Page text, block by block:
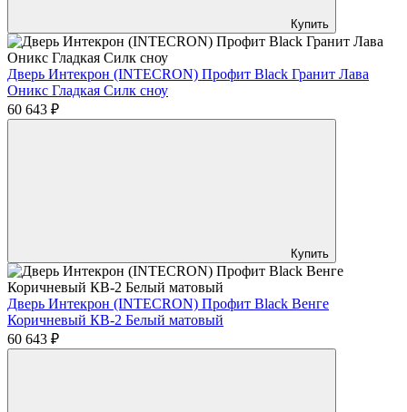
Купить
Дверь Интекрон (INTECRON) Профит Black Гранит Лава
Оникс Гладкая Силк сноу
60 643 ₽
Купить
Дверь Интекрон (INTECRON) Профит Black Венге
Коричневый КВ-2 Белый матовый
60 643 ₽